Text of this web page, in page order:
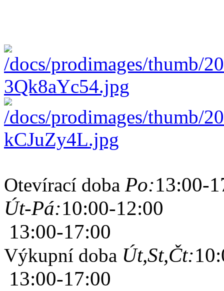
Otevírací doba Po:13:00-
Út-Pá:10:00-12:00
13:00-17:00
Výkupní doba Út,St,Čt:
13:00-17:00